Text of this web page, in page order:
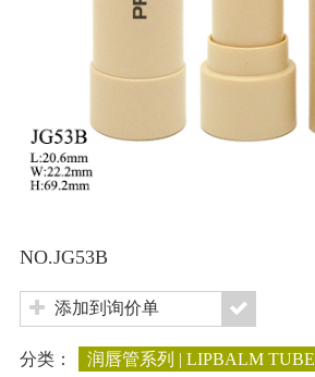
NO.JG53B
添加到询价单
分类： 润唇管系列 | LIPBALM TUBE